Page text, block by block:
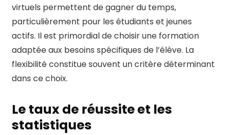
virtuels permettent de gagner du temps,
particulièrement pour les étudiants et jeunes
actifs. Il est primordial de choisir une formation
adaptée aux besoins spécifiques de l’élève. La
flexibilité constitue souvent un critère déterminant
dans ce choix.
Le taux de réussite et les
statistiques